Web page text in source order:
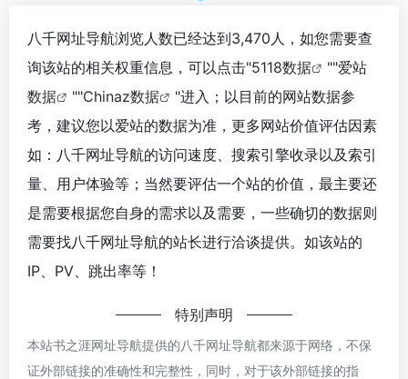
八千网址导航浏览人数已经达到3,470人，如您需要查
询该站的相关权重信息，可以点击"5118数据 ""爱站
数据
""Chinaz数据
"进入；以目前的网站数据参
考，建议您以爱站的数据为准，更多网站价值评估因素
如：八千网址导航的访问速度、搜索引擎收录以及索引
量、用户体验等；当然要评估一个站的价值，最主要还
是需要根据您自身的需求以及需要，一些确切的数据则
需要找八千网址导航的站长进行洽谈提供。如该站的
IP、PV、跳出率等！
特别声明
本站书之涯网址导航提供的八千网址导航都来源于网络，不保
证外部链接的准确性和完整性，同时，对于该外部链接的指